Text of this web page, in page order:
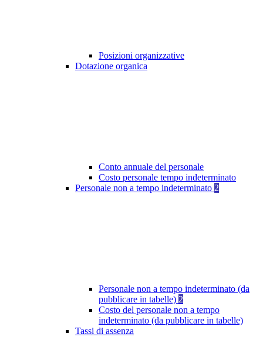
Posizioni organizzative
Dotazione organica
Conto annuale del personale
Costo personale tempo indeterminato
Personale non a tempo indeterminato 2
Personale non a tempo indeterminato (da
pubblicare in tabelle) 2
Costo del personale non a tempo
indeterminato (da pubblicare in tabelle)
Tassi di assenza